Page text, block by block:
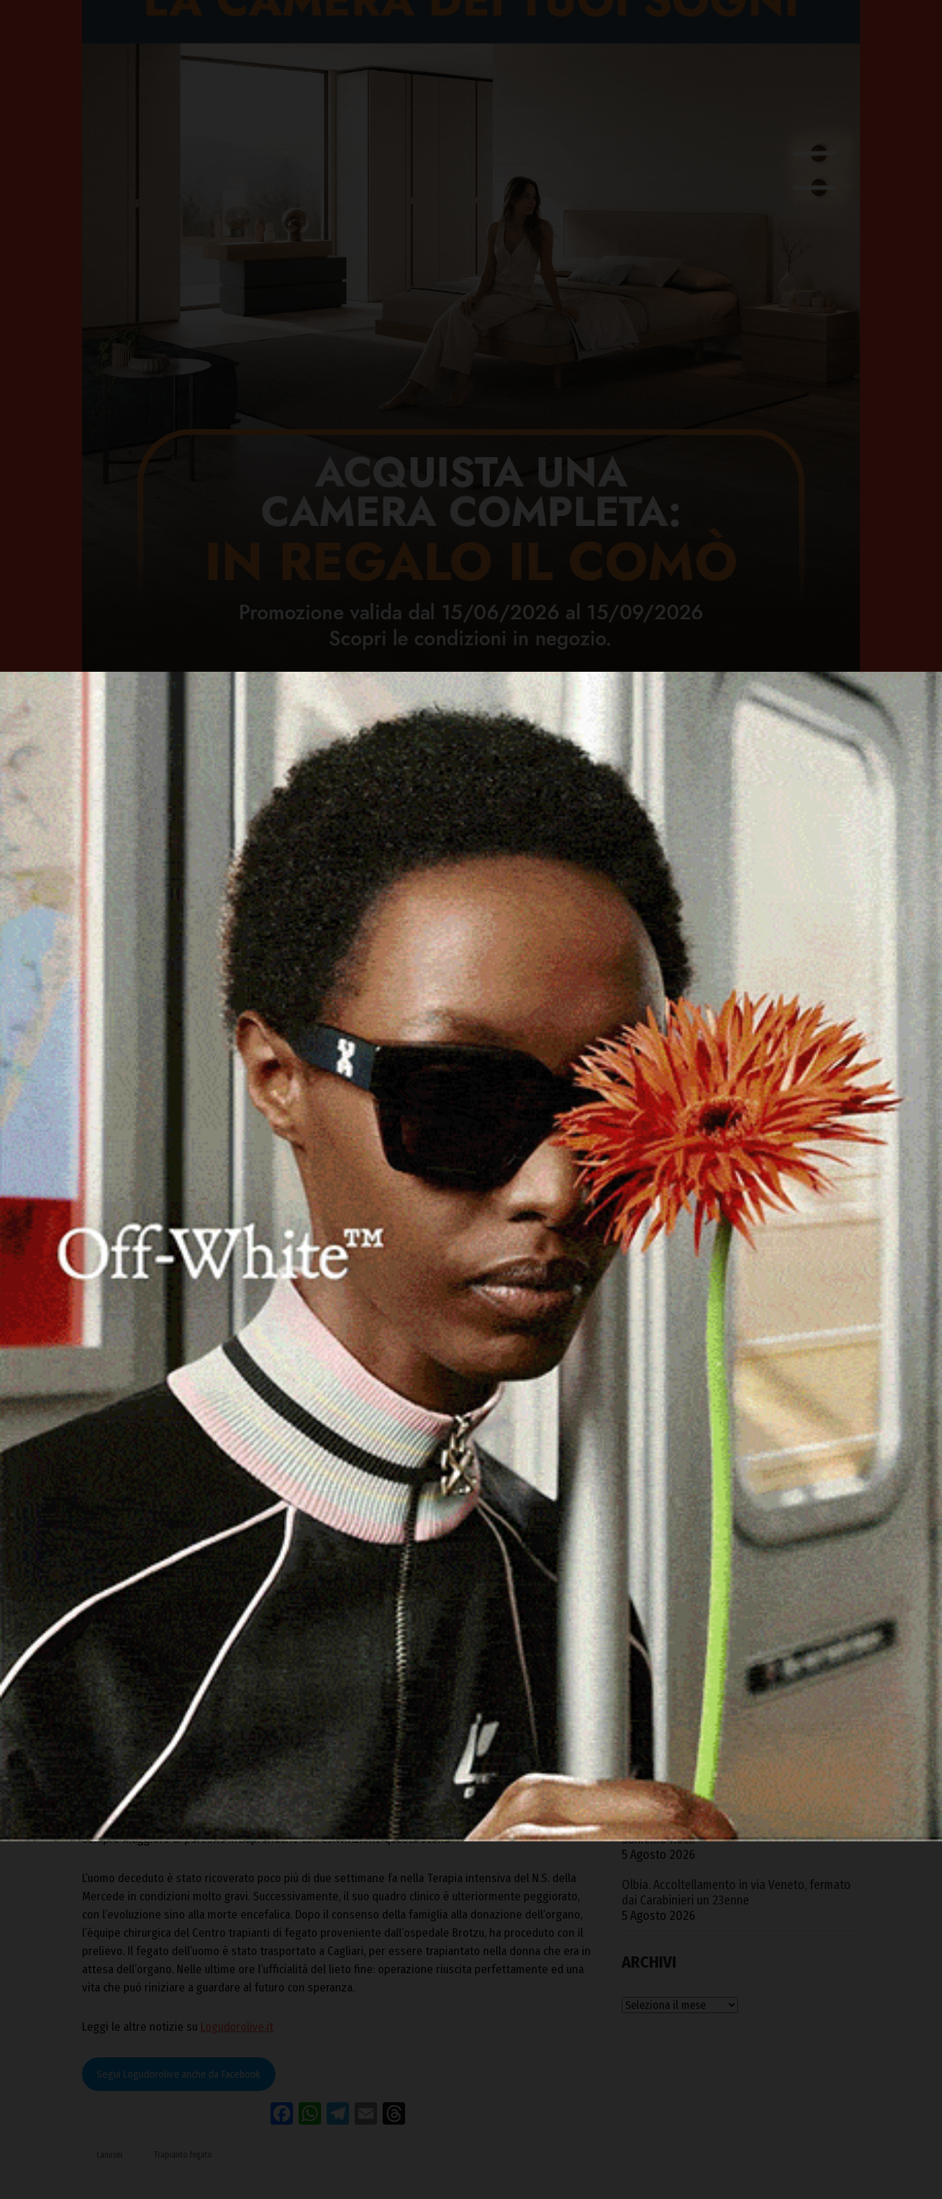
Home Ozieri Territorio Sardegna Cronaca Attualità Sport Cultura Rubriche Necrologie
Numeri
utili
Contatti
TRAPIANTATO SU UNA DONNA IL FEGATO PRELEVATO
A LANUSEI DA UN UOMO DI 83 ANNI
3 Luglio 2024, 15:35
L’operazione è stata eseguita con successo all’ospedale Brotzu di Cagliari.
LANUSEI | 3 luglio 2024.
Il fegato donato di un uomo deceduto lo scorso 17 giugno dell’ospedale
Nostra Signora della Mercede di Lanusei è stato trapiantato con successo in unadonna sarda di 63
anni
all’ ospedale Brotzu di Cagliari.
Una storia che ha visto come principale protagonista la famiglia un uomo di 83 anni
dell’Ogliastra che,
poco più di due settimane fa, non ha avuto dubbi sul dare il via libera alla donazione, dando un grande
esempio di generosità. Fondamentale anche il contributo dell’équipe multidisciplinare dell’ospedale di
Lanusei, composta dal chirurgoGian Pietro Gusaie da una squadra di anestesisti, strumentisti e
infermieri di anestesia, che ha supportato in maniera eccellente il team chirurgico arrivato dall’ospedale
Brotzu di Cagliari, diretto dal dottorFausto Zambonidel Centro trapianti di fegato del capoluogo sardo.
«Per il buon esito di questa delicata operazione è stato importantissimo il supporto ricevuto dalle
direzioni aziendali della Asl di Sassari e della Asl di Nuoro che hanno messo a disposizione i loro
professionisti – sottolinea
Andrea Marras, direttore generale della Asl Ogliastra – un particolare
ringraziamento va al dottorGianluca Deianadella Asl di Sassari e alla dottoressa Silvia Serusi
della
«Quando c’è il prelievo di un organo viene coinvolta tutta la macchina organizzativa dell’ospedale, dal
personale sanitario a quello che ha compiti tecnici e logistici – spiega
Luigi Ferrai , direttore del
presidio ospedaliero Nostra Signora della Mercede di Lanusei – un lavoro che ci ha tenuto impegnati
per 18 ore in maniera continuativa: per questo voglio ringraziare tutti coloro che hanno lavorato a vario
titolo in questa operazione. Senza il loro contributo non sarebbe stato possibile arrivare al buon esito
della vicenda. In ogni caso il più grande ringraziamento – aggiunge Ferrai – va fatto alla famiglia
dell’uomo che ha mostrato grande sensibilità, dando il consenso affinché l’organo del familiare venisse
messo a disposizione di una persona che ne aveva bisogno».
Francesco Loddo, direttore della struttura complessa di Anestesia e Rianimazione, mette in evidenza
l’importanza della sensibilizzazione sul tema della donazione. «Questa famiglia ha dato un grandissimo
esempio di valore umano e sociale – osserva – questi gesti, insieme anche alla condivisione del buon
esito del trapianto, aiutano a diffondere la cultura della donazione: bisogna fare in modo che un numero
sempre maggiore di persone intraprendano con convinzione questa scelta».
L’uomo deceduto è stato ricoverato poco più di due settimane fa nella Terapia intensiva del N.S. della
Mercede in condizioni molto gravi. Successivamente, il suo quadro clinico è ulteriormente peggiorato,
con l’evoluzione sino alla morte encefalica. Dopo il consenso della famiglia alla donazione dell’organo,
l’équipe chirurgica del Centro trapianti di fegato proveniente dall’ospedale Brotzu, ha proceduto con il
prelievo. Il fegato dell’uomo è stato trasportato a Cagliari, per essere trapiantato nella donna che era in
attesa dell’organo. Nelle ultime ore l’ufficialità del lieto fine: operazione riuscita perfettamente ed una
vita che può riniziare a guardare al futuro con speranza.
Leggi le altre notizie su Logudorolive.it
Segui Logudorolive anche da Facebook
Facebook
WhatsApp
Telegram
Email
Lanusei Trapianto fegato
Cerca
Cerca
Facebook
ThreadsInstagram
X YouTube
ARTICOLI RECENTI
Ozieri. L’Ospedale di Comunità mette a rischio i
reparti del “Segni”: la denuncia della Cgil
5 Agosto 2026
Macomer, distrutto da un incendio un fienile
nella Z.I. di Tossilo
5 Agosto 2026
A Gavoi la finale regionale del Poetry Slam
5
Agosto 2026
Edomor porta la Sardegna alla finale di
Sanremo Rock
5 Agosto 2026
Olbia. Accoltellamento in via Veneto, fermato
dai Carabinieri un 23enne
5 Agosto 2026
ARCHIVI
Archivi